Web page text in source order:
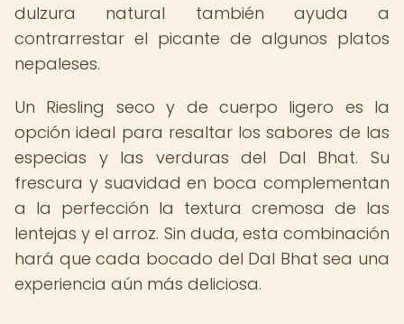
dulzura natural también ayuda a
contrarrestar el picante de algunos platos
nepaleses.
Un Riesling seco y de cuerpo ligero es la
opción ideal para resaltar los sabores de las
especias y las verduras del Dal Bhat. Su
frescura y suavidad en boca complementan
a la perfección la textura cremosa de las
lentejas y el arroz. Sin duda, esta combinación
hará que cada bocado del Dal Bhat sea una
experiencia aún más deliciosa.